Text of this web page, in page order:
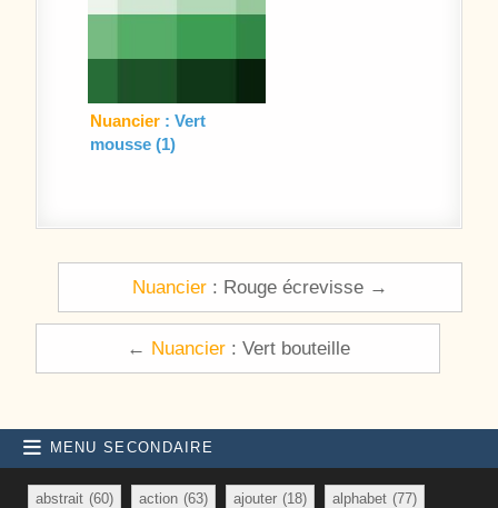
Nuancier : Vert
mousse (1)
Navigation de l’article
Nuancier : Rouge écrevisse →
← Nuancier: Vert bouteille
MENU SECONDAIRE
abstrait (60) action (63) ajouter (18) alphabet (77)